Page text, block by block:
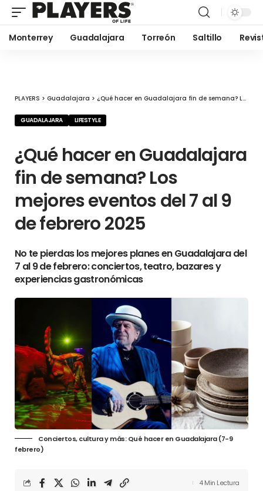
Monterrey Guadalajara Torreón Saltillo
PLAYERS > Guadalajara > ¿Qué hacer en Guadalajara fin de semana? Los mejores eventos del 7 al 9 de febrero 2025
GUADALAJARA LIFESTYLE
¿Qué hacer en Guadalajara
fin de semana? Los
mejores eventos del 7 al 9
de febrero 2025
No te pierdas los mejores planes en Guadalajara del
7 al 9 de febrero: conciertos, teatro, bazares y
experiencias gastronómicas
Conciertos, cultura y más: Qué hacer en Guadalajara (7-9
febrero)
4 Min Lectura